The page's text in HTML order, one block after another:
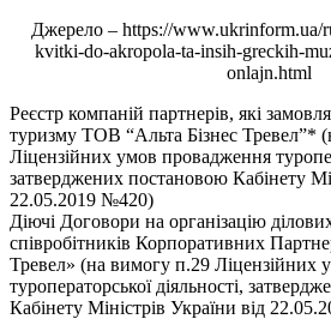
Джерело – https://www.ukrinform.ua/
kvitki-do-akropola-ta-insih-greckih-
onlajn.html
Реєстр компаній партнерів, які
туризму ТОВ “Альта Бізнес Тревел”*
Ліцензійних умов провадження
затверджених постановою Кабінету
22.05.2019 №420)
Діючі Договори на організацію
співробітників Корпоративних
Тревел» (на вимогу п.29 Ліцензійних
туроператорської діяльності,
Кабінету Міністрів України від